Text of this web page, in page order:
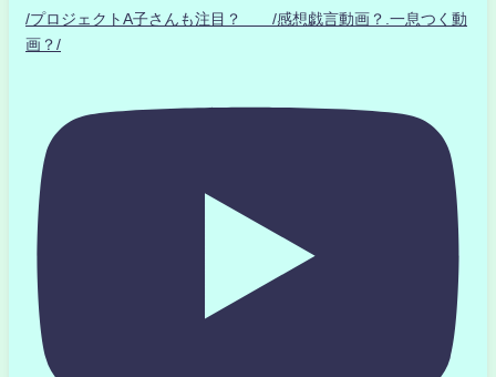
/プロジェクトA子さんも注目？ /感想戯言動画？.一息つく動
画？/